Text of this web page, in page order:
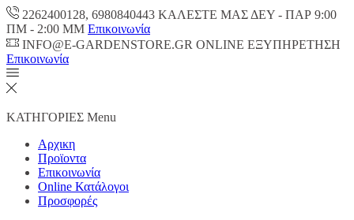
2262400128, 6980840443 ΚΑΛΕΣΤΕ ΜΑΣ ΔΕΥ - ΠΑΡ 9:00
ΠM - 2:00 ΜΜ Επικοινωνία
INFO@E-GARDENSTORE.GR ONLINE ΕΞΥΠΗΡΕΤΗΣH
Επικοινωνία
ΚΑΤΗΓΟΡΙΕΣ Menu
Αρχικη
Προϊοντα
Επικοινωνία
Online Κατάλογοι
Προσφορές